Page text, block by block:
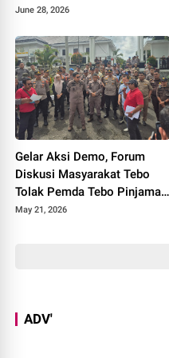
Sijago Merah
June 28, 2026
Gelar Aksi Demo, Forum
Diskusi Masyarakat Tebo
Tolak Pemda Tebo Pinjaman
PT SMI
May 21, 2026
ADV'